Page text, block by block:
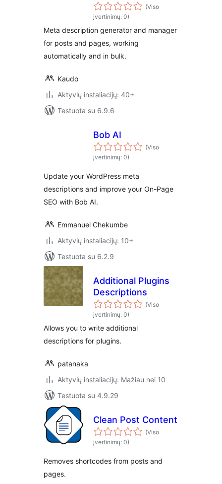
Description
Generator
(Viso
įvertinimų: 0)
Meta description generator and manager
for posts and pages, working
automatically and in bulk.
Kaudo
Aktyvių instaliacijų: 40+
Testuota su 6.9.6
Bob AI
(Viso
įvertinimų: 0)
Update your WordPress meta
descriptions and improve your On-Page
SEO with Bob AI.
Emmanuel Chekumbe
Aktyvių instaliacijų: 10+
Testuota su 6.2.9
Additional Plugins
Descriptions
(Viso
įvertinimų: 0)
Allows you to write additional
descriptions for plugins.
patanaka
Aktyvių instaliacijų: Mažiau nei 10
Testuota su 4.9.29
Clean Post Content
(Viso
įvertinimų: 0)
Removes shortcodes from posts and
pages.